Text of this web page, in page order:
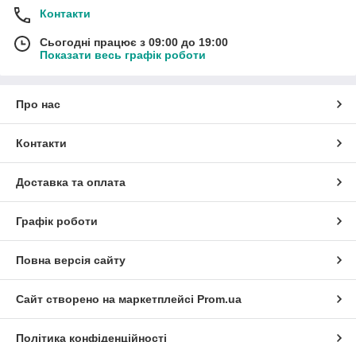
Контакти
Сьогодні працює з 09:00 до 19:00
Показати весь графік роботи
Про нас
Контакти
Доставка та оплата
Графік роботи
Повна версія сайту
Сайт створено на маркетплейсі Prom.ua
Політика конфіденційності